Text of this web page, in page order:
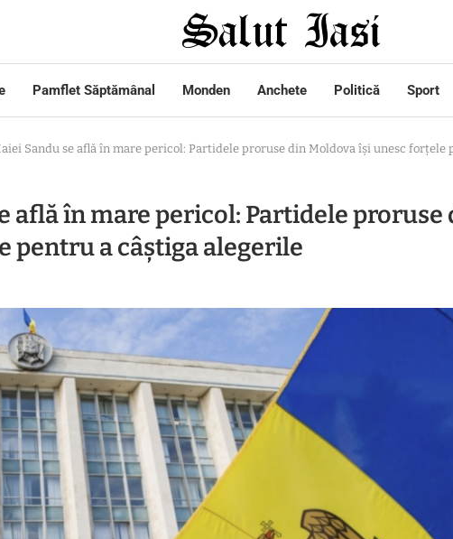
Pamflet Săptămânal Monden Anchete Politică Sport
Sandu se află în mare pericol: Partidele proruse din Moldova își unesc forțele
află în mare pericol: Partidele proruse
pentru a câștiga alegerile